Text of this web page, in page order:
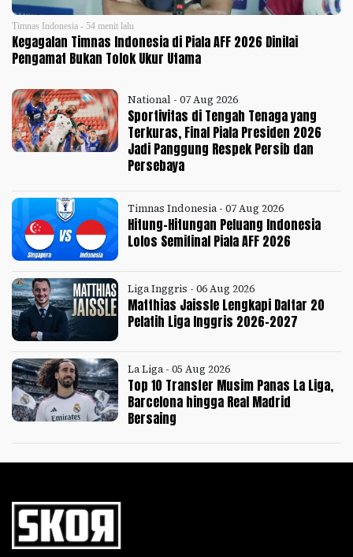
Timnas Indonesia - 54 menit lalu
Kegagalan Timnas Indonesia di Piala AFF 2026 Dinilai
Pengamat Bukan Tolok Ukur Utama
National - 07 Aug 2026
Sportivitas di Tengah Tenaga yang
Terkuras, Final Piala Presiden 2026
Jadi Panggung Respek Persib dan
Persebaya
Timnas Indonesia - 07 Aug 2026
Hitung-Hitungan Peluang Indonesia
Lolos Semifinal Piala AFF 2026
Liga Inggris - 06 Aug 2026
Matthias Jaissle Lengkapi Daftar 20
Pelatih Liga Inggris 2026-2027
La Liga - 05 Aug 2026
Top 10 Transfer Musim Panas La Liga,
Barcelona hingga Real Madrid
Bersaing